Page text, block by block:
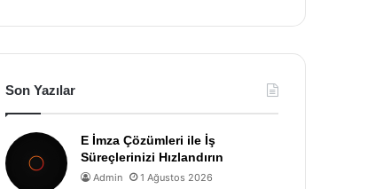
Son Yazılar
E İmza Çözümleri ile İş
Süreçlerinizi Hızlandırın
Admin 1 Ağustos 2026